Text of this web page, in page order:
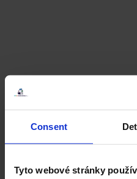
Consent
Tyto webové stránky